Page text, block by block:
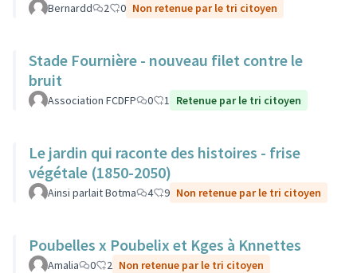
Bernardd 2 0 Non retenue par le tri citoyen
Stade Fournière - nouveau filet contre le
bruit
Association FCDFP 0 1 Retenue par le tri citoyen
Le jardin qui raconte des histoires - frise
végétale (1850-2050)
Ainsi parlait Botma 4 9 Non retenue par le tri citoyen
Poubelles x Poubelix et Kges à Knnettes
Amalia 0 2 Non retenue par le tri citoyen